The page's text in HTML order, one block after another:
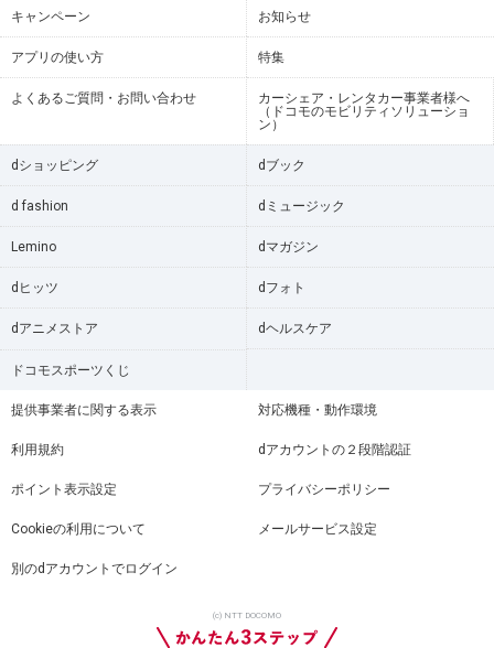
キャンペーン お知らせ
アプリの使い方 特集
よくあるご質問・お問い合わせ
カーシェア・レンタカー事業者様へ
（ドコモのモビリティソリューショ
ン）
dショッピング dブック
d fashion dミュージック
Lemino dマガジン
dヒッツ dフォト
dアニメストア dヘルスケア
ドコモスポーツくじ
提供事業者に関する表示 対応機種・動作環境
利用規約 dアカウントの２段階認証
ポイント表示設定 プライバシーポリシー
Cookieの利用について メールサービス設定
別のdアカウントでログイン
(c) NTT DOCOMO